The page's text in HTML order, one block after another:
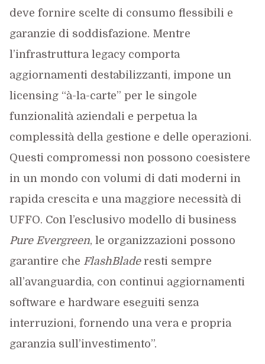
deve fornire scelte di consumo flessibili e
garanzie di soddisfazione. Mentre
l’infrastruttura legacy comporta
aggiornamenti destabilizzanti, impone un
licensing “à-la-carte” per le singole
funzionalità aziendali e perpetua la
complessità della gestione e delle operazioni.
Questi compromessi non possono coesistere
in un mondo con volumi di dati moderni in
rapida crescita e una maggiore necessità di
UFFO. Con l’esclusivo modello di business
Pure Evergreen, le organizzazioni possono
garantire che FlashBladeresti sempre
all’avanguardia, con continui aggiornamenti
software e hardware eseguiti senza
interruzioni, fornendo una vera e propria
garanzia sull’investimento”.